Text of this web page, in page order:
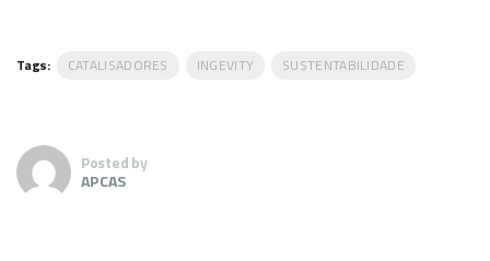
Tags: CATALISADORES INGEVITY SUSTENTABILIDADE
Posted by
APCAS